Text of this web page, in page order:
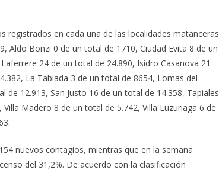
registrados en cada una de las localidades matanceras
Aldo Bonzi 0 de un total de 1710, Ciudad Evita 8 de un
24 de un total de 24.890, Isidro Casanova 21
La Tablada 3 de un total de 8654, Lomas del
12.913, San Justo 16 de un total de 14.358, Tapiales
Madero 8 de un total de 5.742, Villa Luzuriaga 6 de
nuevos contagios, mientras que en la semana
del 31,2%. De acuerdo con la clasificación